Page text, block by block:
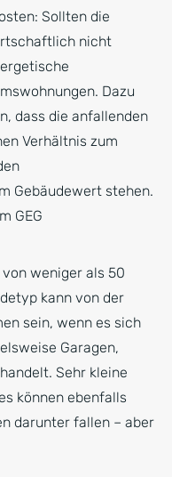
Sollten die
nicht
Dazu
dass die anfallenden
Verhältnis zum
Gebäudewert stehen.
GEG
weniger als 50
kann von der
sein, wenn es sich
Garagen,
Sehr kleine
können ebenfalls
darunter fallen – aber